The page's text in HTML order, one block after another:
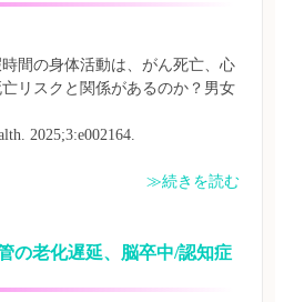
間の身体活動は、がん死亡、心
リスクと関係があるのか？男女
≫続きを読む
の老化遅延、脳卒中/認知症